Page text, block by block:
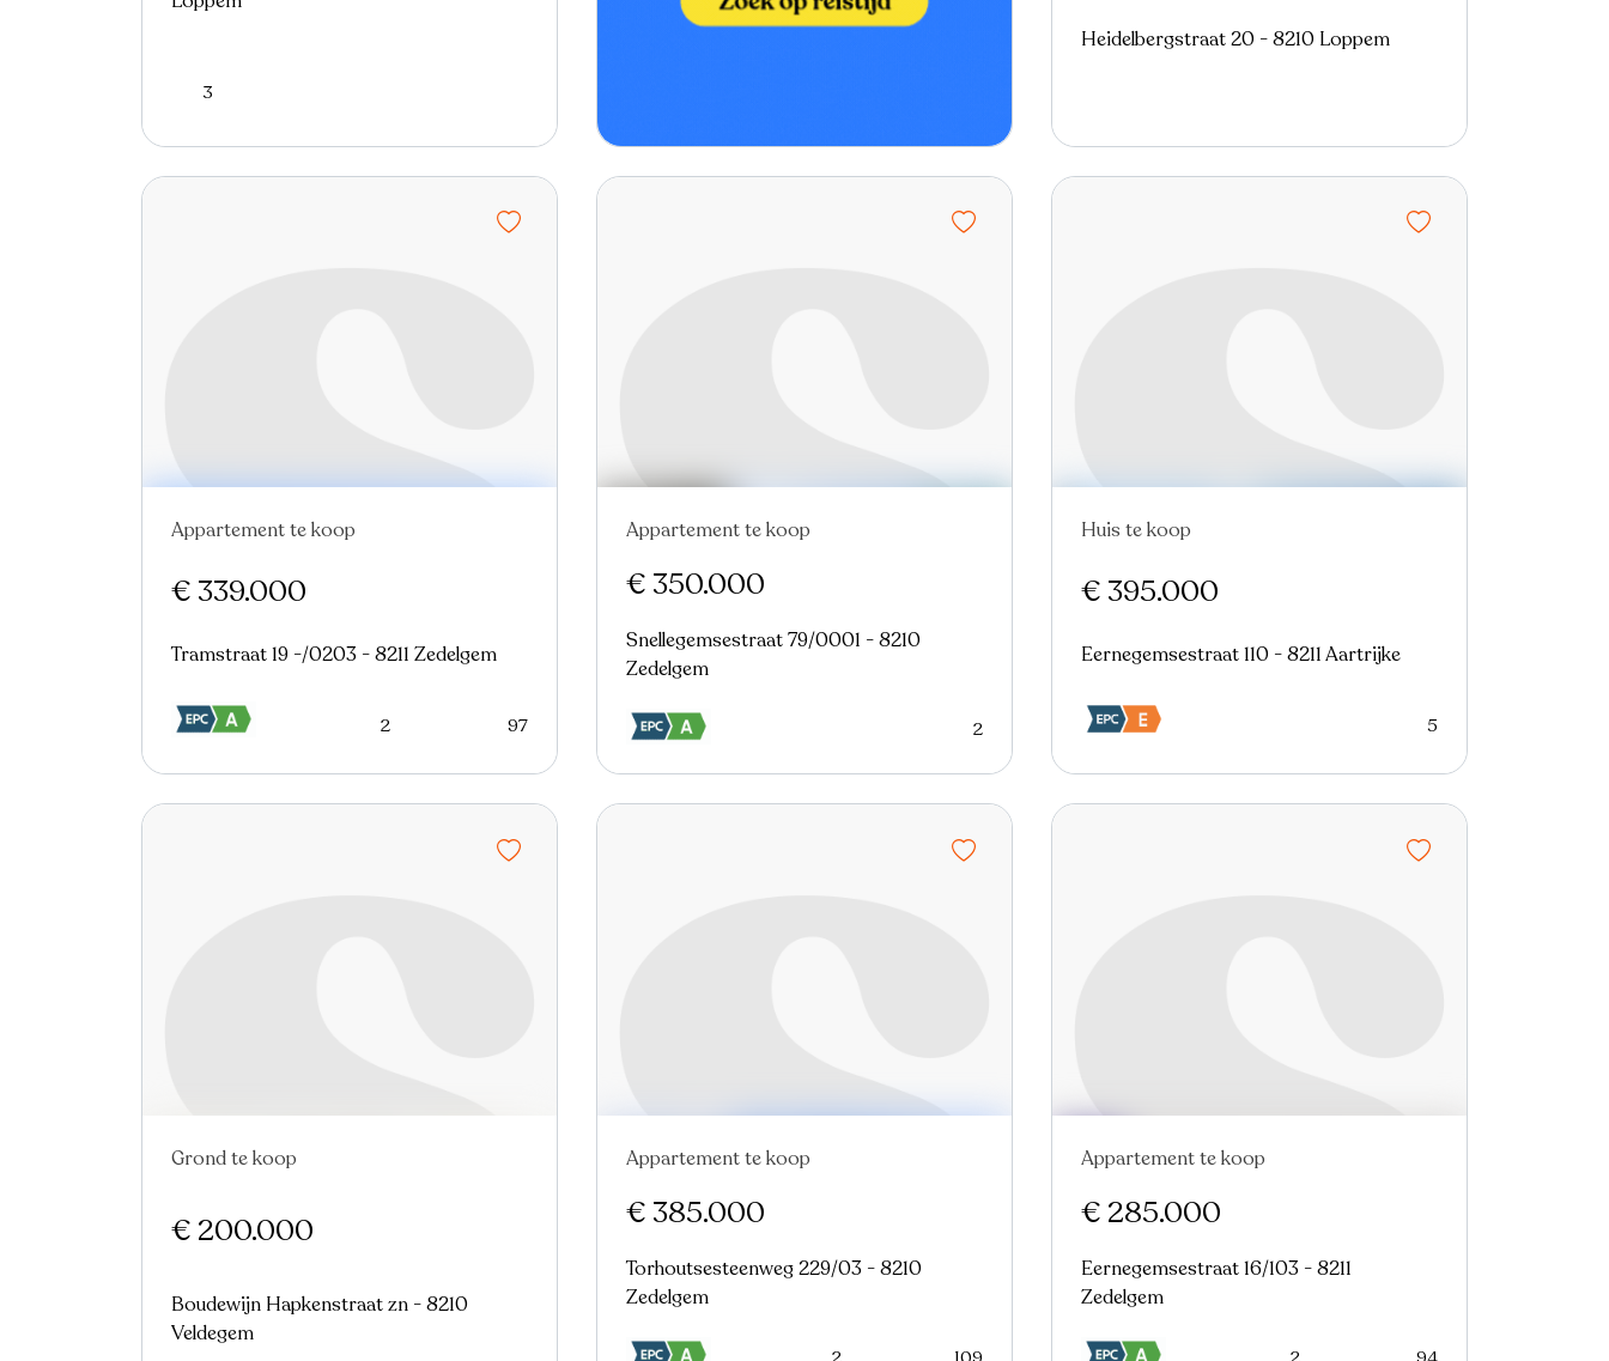
3
Heidelbergstraat 20 - 8210 Loppem
Nieuw
Appartement te koop
€ 339.000
Tramstraat 19 -/0203 - 8211 Zedelgem
2 97
Nieuw
Appartement te koop
€ 350.000
Snellegemsestraat 79/0001 - 8210
Zedelgem
2
Nieuw
Huis te koop
€ 395.000
Eernegemsestraat 110 - 8211 Aartrijke
5
Nieuw
Grond te koop
€ 200.000
Boudewijn Hapkenstraat zn - 8210
Veldegem
Nieuw
Appartement te koop
€ 385.000
Torhoutsesteenweg 229/03 - 8210
Zedelgem
Nieuw
Appartement te koop
€ 285.000
Eernegemsestraat 16/103 - 8211
Zedelgem